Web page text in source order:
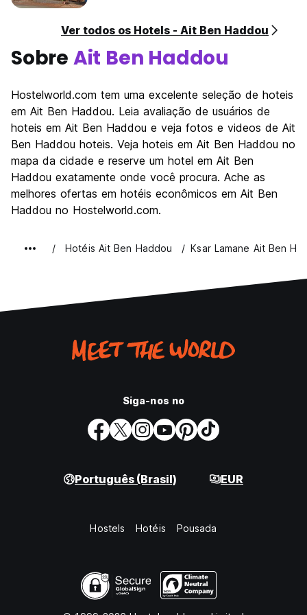
Check-in das 15h00 às 23h00 .
Check-out antes das 11:00 .
Check-in e Check-out:
antecipados sempre que possível, sujeitos à disponibilidade
de quartos. Por favor, informe-nos com antecedência sobre
a sua hora prevista de chegada para tomarmos as
providências necessárias.
Pedidos de check-out tardio podem não ser aceitos devido
a considerações operacionais. Pedimos gentilmente que
você cumpra o horário de check-out especificado para
garantir uma transição tranquila para os próximos hóspedes.
débito. Taxa de serviço de 4% se pagar com cartão de
Impostos não incluídos - Taxa turística: 20 MAD por pessoa,
Café da manhã incluso.
A reserva inclui café da manhã gratuito para todos os
hóspedes do nosso hotel. Desfrute de um delicioso café da
manhã para começar o dia.
ter custos separados.
divulgação, alteração ou destruição.
que delas necessite para a prestação de nossos serviços.
(Auto-translated from original language)
Ver todos os Hotels - Ait Ben Haddou
Sobre Ait Ben Haddou
Hostelworld.com tem uma excelente seleção de hoteis
em Ait Ben Haddou. Leia avaliação de usuários de
hoteis em Ait Ben Haddou e veja fotos e videos de Ait
Ben Haddou hoteis. Veja hoteis em Ait Ben Haddou no
mapa da cidade e reserve um hotel em Ait Ben
Haddou exatamente onde você procura. Ache as
melhores ofertas em hotéis econômicos em Ait Ben
Haddou no Hostelworld.com.
Hotéis Ait Ben Haddou Ksar Lamane Ait Ben
Siga-nos no
Português (Brasil) EUR
Hostels Hotéis Pousada